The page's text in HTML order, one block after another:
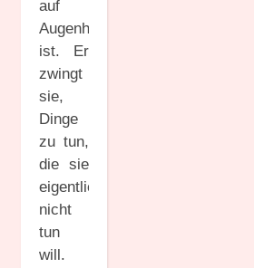
auf
Augenhöhe
ist. Er
zwingt
sie,
Dinge
zu tun,
die sie
eigentlich
nicht
tun
will.